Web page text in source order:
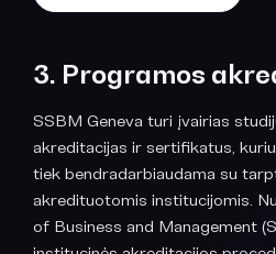
3. Programos
SSBM Geneva turi įvairias
akreditacijas ir sertifikatus,
tiek bendradarbiaudama su
akredituotomis institucijomis.
of Business and Management